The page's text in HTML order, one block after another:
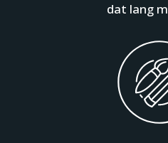
dat lang